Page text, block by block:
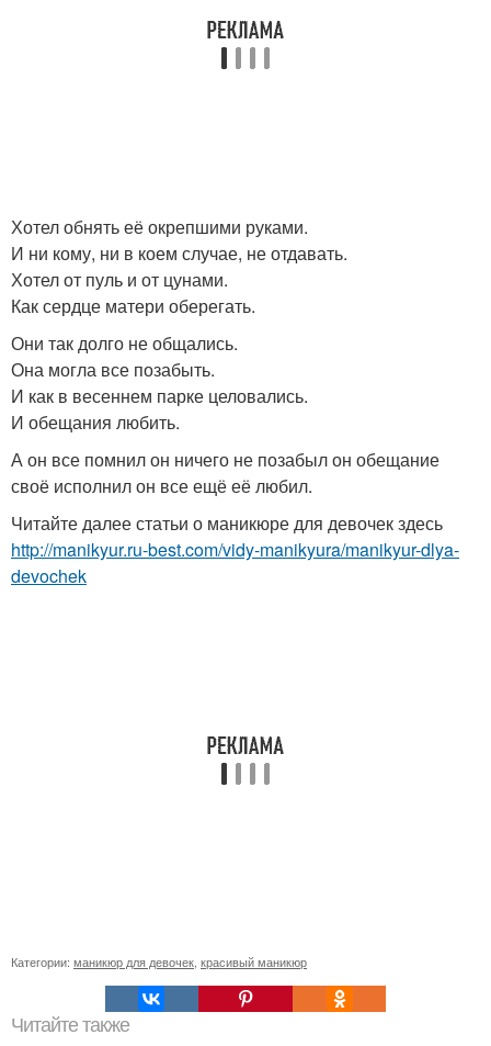
Хотел обнять её окрепшими руками.
И ни кому, ни в коем случае, не отдавать.
Хотел от пуль и от цунами.
Как сердце матери оберегать.
Они так долго не общались.
Она могла все позабыть.
И как в весеннем парке целовались.
И обещания любить.
А он все помнил он ничего не позабыл он обещание
своё исполнил он все ещё её любил.
Читайте далее статьи о маникюре для девочек здесь
http://manikyur.ru-best.com/vidy-manikyura/manikyur-dlya-
devochek
Категории: маникюр для девочек, красивый маникюр
Читайте также